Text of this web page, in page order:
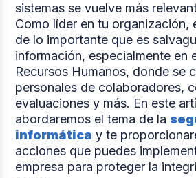
sistemas se vuelve más
Como líder en tu organización,
de lo importante que es
información, especialmente en
Recursos Humanos, donde se
personales de colaboradores,
evaluaciones y más. En este
abordaremos el tema de la
informática y te
acciones que puedes
empresa para proteger la